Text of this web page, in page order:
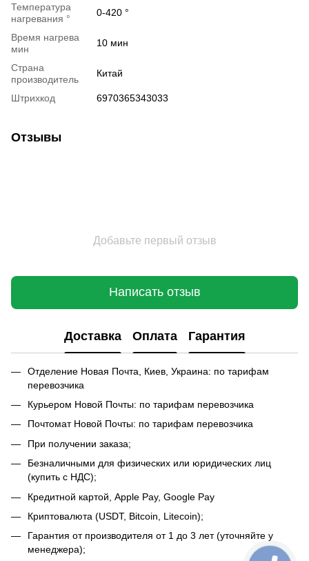
Температура
нагревания °
0-420 °
Время нагрева
мин
10 мин
Страна
производитель
Китай
Штрихкод 6970365343033
Отзывы
Добавьте первый отзыв
Написать отзыв
Доставка Оплата Гарантия
Отделение Новая Почта, Киев, Украина: по тарифам
перевозчика
Курьером Новой Почты: по тарифам перевозчика
Почтомат Новой Почты: по тарифам перевозчика
При получении заказа;
Безналичными для физических или юридических лиц
(купить с НДС);
Кредитной картой, Apple Pay, Google Pay
Криптовалюта (USDT, Bitcoin, Litecoin);
Гарантия от производителя от 1 до 3 лет (уточняйте у
менеджера);